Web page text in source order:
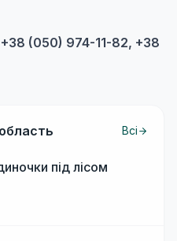
(050) 974-11-82, +38
Всі
під лісом